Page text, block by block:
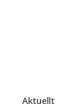
Aktuellt